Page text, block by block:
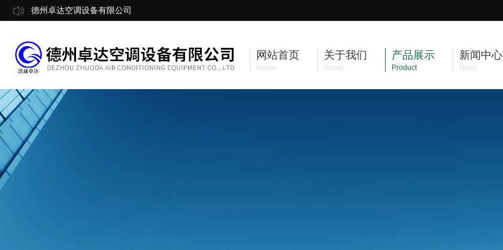
德州卓达空调设备有限公司
网站首页
Home
关于我们
About
产品展示
Product
新闻中心
News